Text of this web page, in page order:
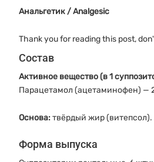
Анальгетик / Analgesic
Thank you for reading this post,
Состав
Активное вещество (в 1
Парацетамол (ацетаминофен) —
Основа:твёрдый жир (витепсол).
Форма выпуска